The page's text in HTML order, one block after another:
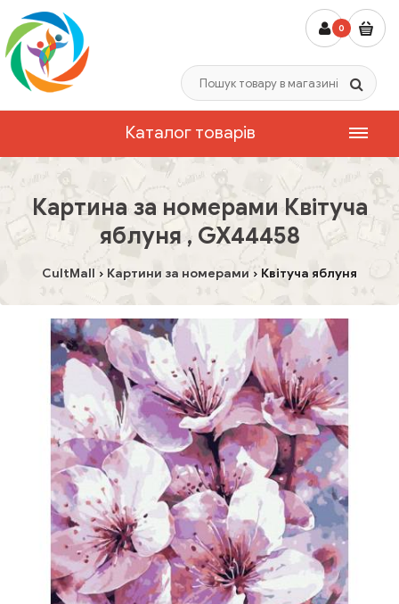
0
Каталог товарів
Картина за номерами Квітуча
яблуня , GX44458
CultMall Картини за номерами Квітуча яблуня